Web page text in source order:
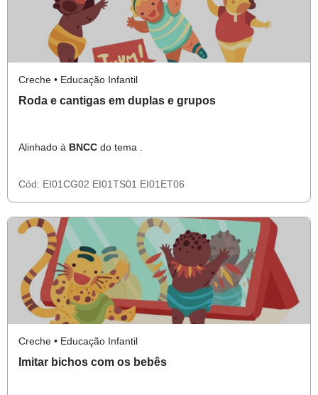
Creche • Educação Infantil
Roda e cantigas em duplas e grupos
Alinhado à BNCC do tema .
Cód: EI01CG02 EI01TS01 EI01ET06
Creche • Educação Infantil
Imitar bichos com os bebês